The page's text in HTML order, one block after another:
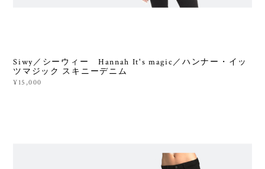
Siwy／シーウィー Hannah It's magic／ハンナー・イッ
ツマジック スキニーデニム
¥15,000